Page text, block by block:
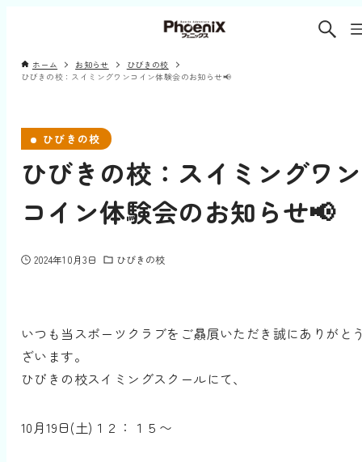
ホーム お知らせ
ひびきの校
ひびきの校：スイミングワンコイン体験会のお知らせ📢
ひびきの校
ひびきの校：スイミングワン
コイン体験会のお知らせ📢
2024年10月3日 ひびきの校
いつも当スポーツクラブをご贔屓いただき誠にありがと
ざいます。
ひびきの校スイミングスクールにて、
10月19日(土)１２：１５〜